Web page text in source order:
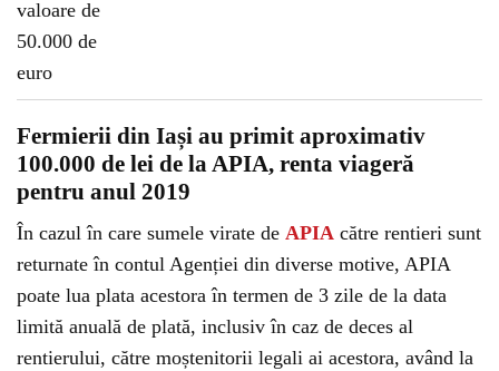
Fermierii din Iași au primit aproximativ
100.000 de lei de la APIA, renta viageră
pentru anul 2019
În cazul în care sumele virate de APIA către rentieri sunt
returnate în contul Agenției din diverse motive, APIA
poate lua plata acestora în termen de 3 zile de la data
limită anuală de plată, inclusiv în caz de deces al
rentierului, către moștenitorii legali ai acestora, având la